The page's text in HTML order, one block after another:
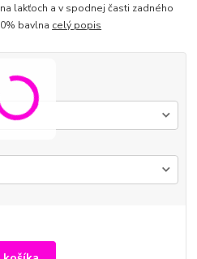
lakťoch a v spodnej časti zadného
bavlna celý popis